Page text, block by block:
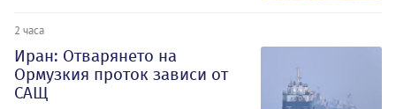
2 часа
Иран: Отварянето на
Ормузкия проток зависи от
САЩ